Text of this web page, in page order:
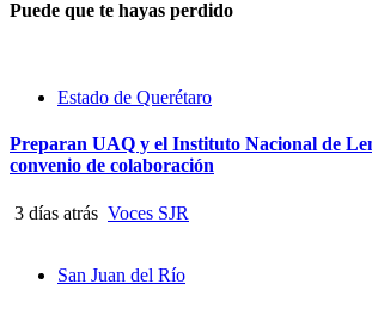
Puede que te hayas perdido
Estado de Querétaro
Preparan UAQ y el Instituto Nacional de
convenio de colaboración
3 días atrás Voces SJR
San Juan del Río